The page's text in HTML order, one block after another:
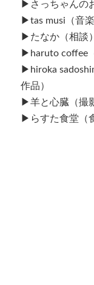
▶︎さっちゃんの
▶︎tas musi（音楽
▶︎たなか（相談）
▶︎haruto coffee
▶︎hiroka
作品）
▶︎羊と心臓（撮
▶︎らすた食堂（